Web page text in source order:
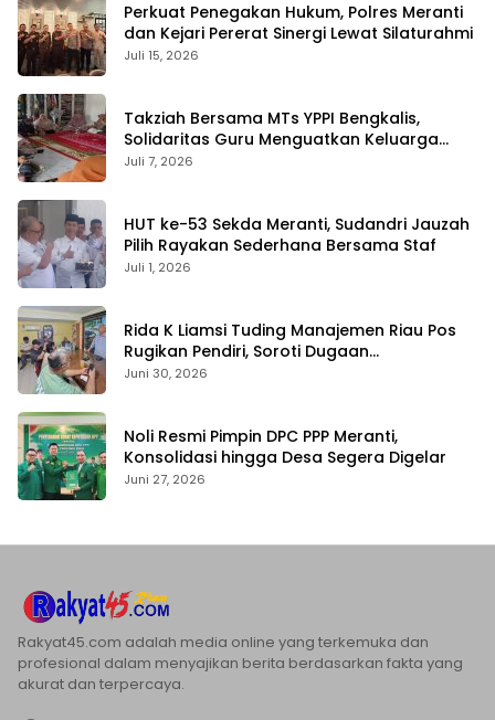
Perkuat Penegakan Hukum, Polres Meranti
dan Kejari Pererat Sinergi Lewat Silaturahmi
Juli 15, 2026
Takziah Bersama MTs YPPI Bengkalis,
Solidaritas Guru Menguatkan Keluarga
yang Berduka
Juli 7, 2026
HUT ke-53 Sekda Meranti, Sudandri Jauzah
Pilih Rayakan Sederhana Bersama Staf
Juli 1, 2026
Rida K Liamsi Tuding Manajemen Riau Pos
Rugikan Pendiri, Soroti Dugaan
Pengambilalihan Aset
Juni 30, 2026
Noli Resmi Pimpin DPC PPP Meranti,
Konsolidasi hingga Desa Segera Digelar
Juni 27, 2026
Rakyat45.com adalah media online yang terkemuka dan
profesional dalam menyajikan berita berdasarkan fakta yang
akurat dan terpercaya.